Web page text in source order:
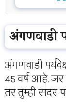
अंगणवाडी
अंगणवाडी
45 वर्ष आहे.
तर तुम्ही सदर